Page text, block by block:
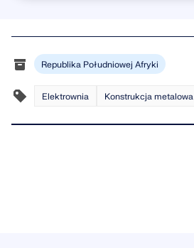
Republika Południowej Afryki
Elektrownia Konstrukcja metalowa